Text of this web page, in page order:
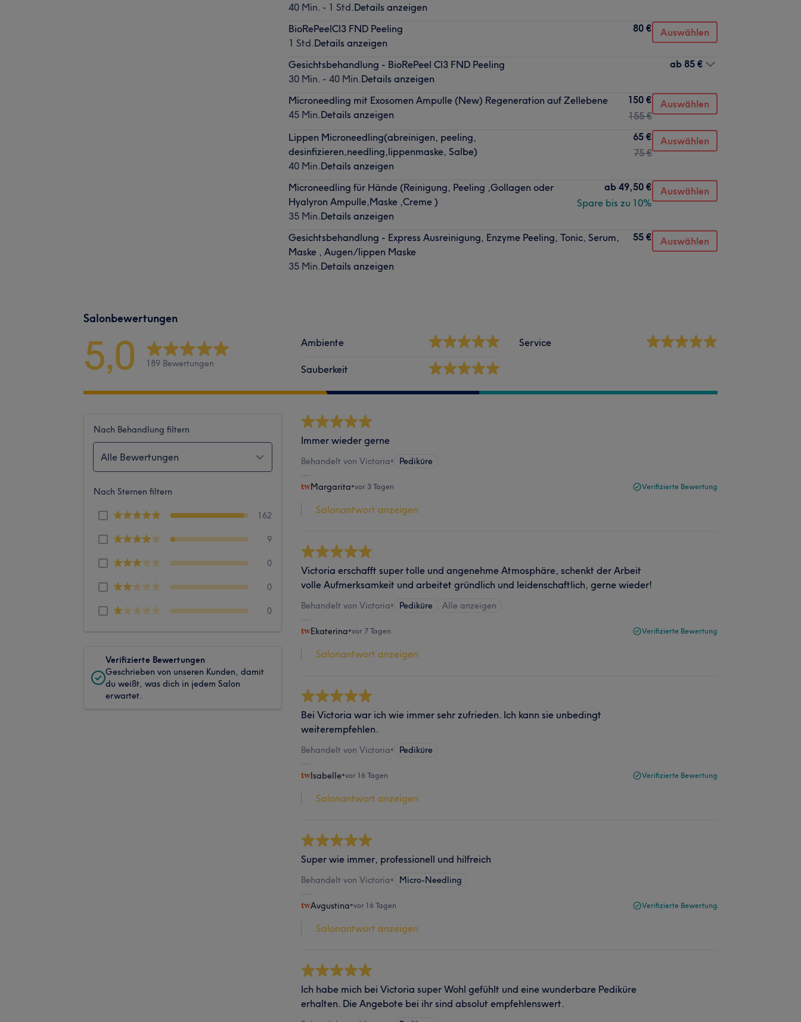
40 Min. - 1 Std.Details anzeigen
BioRePeelCl3 FND Peeling
1 Std.Details anzeigen
80 € Auswählen
Gesichtsbehandlung - BioRePeel Cl3 FND Peeling
30 Min. - 40 Min.Details anzeigen
ab 85 €
Microneedling mit Exosomen Ampulle (New) Regeneration auf Zellebene
45 Min.Details anzeigen
150 €
155 €
Auswählen
Lippen Microneedling(abreinigen, peeling,
desinfizieren,needling,lippenmaske, Salbe)
40 Min.Details anzeigen
65 €
75 €
Auswählen
Microneedling für Hände (Reinigung, Peeling ,Gollagen oder
Hyalyron Ampulle,Maske ,Creme )
35 Min.Details anzeigen
ab 49,50 €
Spare bis zu 10%
Auswählen
Gesichtsbehandlung - Express Ausreinigung, Enzyme Peeling, Tonic, Serum,
Maske , Augen/lippen Maske
35 Min.Details anzeigen
55 € Auswählen
Salonbewertungen
5,0 189 Bewertungen
Ambiente
Sauberkeit
Service
Nach Behandlung filtern
Alle Bewertungen
Nach Sternen filtern
162
9
0
0
0
Verifizierte Bewertungen
Geschrieben von unseren Kunden, damit
du weißt, was dich in jedem Salon
erwartet.
Immer wieder gerne
Behandelt von Victoria• Pediküre
Margarita•vor 3 Tagen Verifizierte Bewertung
Salonantwort anzeigen
Victoria erschafft super tolle und angenehme Atmosphäre, schenkt der Arbeit
volle Aufmerksamkeit und arbeitet gründlich und leidenschaftlich, gerne wieder!
Behandelt von Victoria• Pediküre Alle anzeigen
Ekaterina•vor 7 Tagen Verifizierte Bewertung
Salonantwort anzeigen
Bei Victoria war ich wie immer sehr zufrieden. Ich kann sie unbedingt
weiterempfehlen.
Behandelt von Victoria• Pediküre
Isabelle•vor 16 Tagen Verifizierte Bewertung
Salonantwort anzeigen
Super wie immer, professionell und hilfreich
Behandelt von Victoria• Micro-Needling
Avgustina•vor 16 Tagen Verifizierte Bewertung
Salonantwort anzeigen
Ich habe mich bei Victoria super Wohl gefühlt und eine wunderbare Pediküre
erhalten. Die Angebote bei ihr sind absolut empfehlenswert.